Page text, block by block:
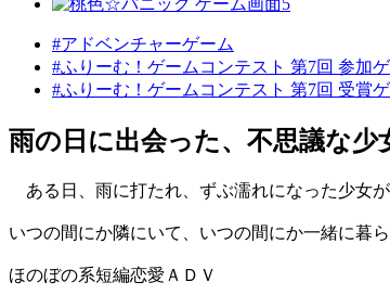
#アドベンチャーゲーム
#ふりーむ！ゲームコンテスト 第7回 参加
#ふりーむ！ゲームコンテスト 第7回 受賞
雨の日に出会った、不思議な少
ある日、雨に打たれ、ずぶ濡れになった少女が
いつの間にか隣にいて、いつの間にか一緒に暮
ほのぼの系短編恋愛ＡＤＶ